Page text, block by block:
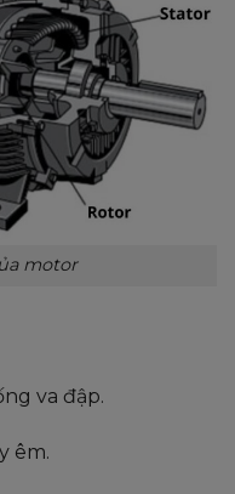
motor
va đập.
êm.